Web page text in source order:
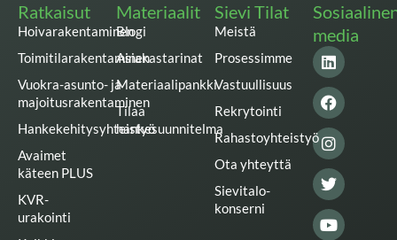
Ratkaisut
Hoivarakentaminen
Toimitilarakentaminen
Vuokra-asunto- ja
majoitusrakentaminen
Hankekehitysyhteistyö
Avaimet
käteen PLUS
KVR-
urakointi
Materiaalit
Blogi
Asiakastarinat
Materiaalipankki
Tilaa
hankesuunnitelma
Sievi Tilat
Meistä
Prosessimme
Vastuullisuus
Rekrytointi
Rahastoyhteistyö
Ota yhteyttä
Sievitalo-
konserni
media
L
i
n
k
e
d
i
n
F
a
c
e
b
o
o
k
I
n
s
t
a
g
r
a
m
T
w
i
t
t
e
r
Y
o
u
t
u
b
e